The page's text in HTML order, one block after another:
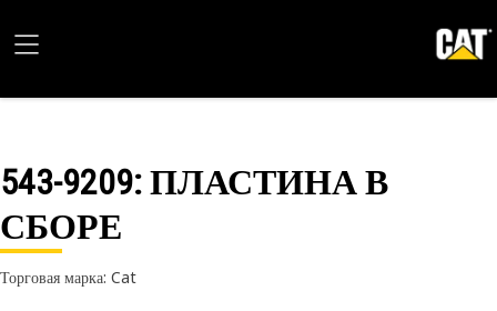
543-9209: ПЛАСТИНА В
СБОРЕ
Торговая марка: Cat